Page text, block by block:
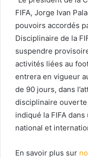
FIFA, Jorge Ivan
pouvoirs accordés
Disciplinaire de la
suspendre
activités liées au
entrera en vigueur
de 90 jours, dans
disciplinaire ouverte
indiqué la FIFA
national et
En savoir plus sur